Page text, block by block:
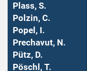
Plass, S.
Polzin, C.
Popel, I.
Prechavut, N.
Pütz, D.
Pöschl, T.